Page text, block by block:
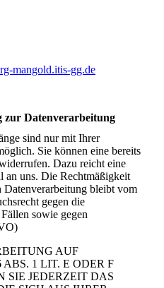
mangold.itis-gg.de
Datenverarbeitung
sind nur mit Ihrer
Sie können eine bereits
Dazu reicht eine
uns. Die Rechtmäßigkeit
bleibt vom
gegen die
sowie gegen
AUF
1 LIT. E ODER F
SIE JEDERZEIT DAS